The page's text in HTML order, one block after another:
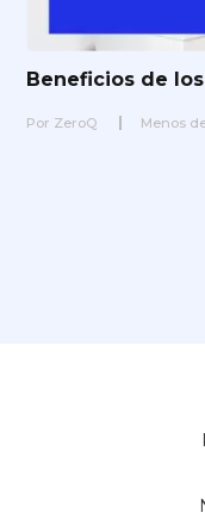
Beneficios de
Por ZeroQ Menos